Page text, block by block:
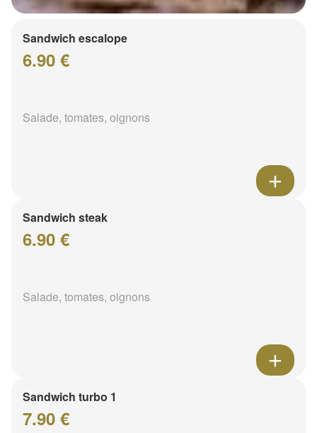
Sandwich escalope
6.90 €
Salade, tomates, oignons
Sandwich steak
6.90 €
Salade, tomates, oignons
Sandwich turbo 1
7.90 €